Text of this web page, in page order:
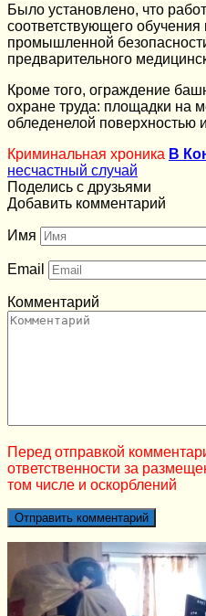
Было установлено, что
соответствующего
промышленной
предварительного
Кроме того, ограждение
охране труда: площадки на
обледенелой поверхностью
Криминальная хроника В
несчастный случай
Поделись с друзьями
Добавить комментарий
Имя
Email
Комментарий
Перед отправкой
ответственности за
том числе и оскорблений